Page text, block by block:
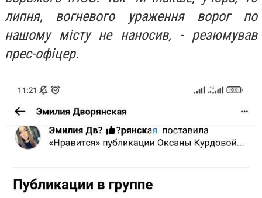
липня, вогневого ураження ворог по
нашому місту не наносив, - резюмував
прес-офіцер.